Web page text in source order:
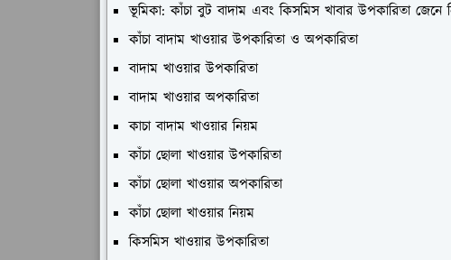
ভূমিকা: কাঁচা বুট বাদাম এবং কিসমিস খাবার উপকারিতা জেনে
কাঁচা বাদাম খাওয়ার উপকারিতা ও অপকারিতা
বাদাম খাওয়ার উপকারিতা
বাদাম খাওয়ার অপকারিতা
কাচা বাদাম খাওয়ার নিয়ম
কাঁচা ছোলা খাওয়ার উপকারিতা
কাঁচা ছোলা খাওয়ার অপকারিতা
কাঁচা ছোলা খাওয়ার নিয়ম
কিসমিস খাওয়ার উপকারিতা